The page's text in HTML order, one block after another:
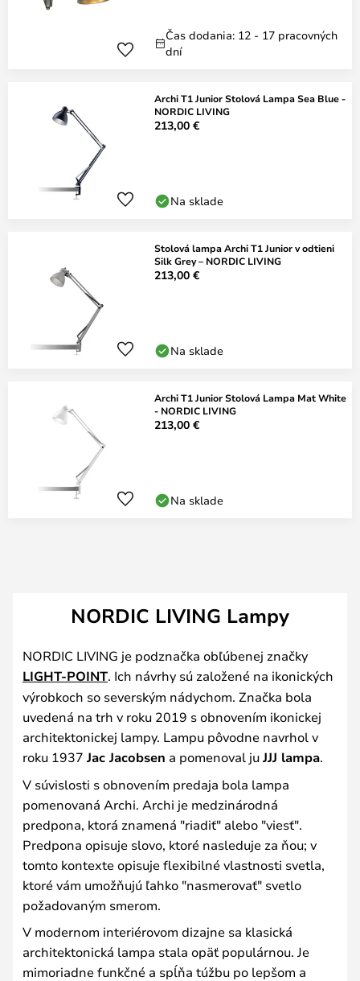
Čas dodania: 12 - 17 pracovných
dní
Archi T1 Junior Stolová Lampa Sea Blue -
NORDIC LIVING
213,00 €
Na sklade
Stolová lampa Archi T1 Junior v odtieni
Silk Grey – NORDIC LIVING
213,00 €
Na sklade
Archi T1 Junior Stolová Lampa Mat White
- NORDIC LIVING
213,00 €
Na sklade
NORDIC LIVING Lampy
NORDIC LIVING je podznačka obľúbenej značky
LIGHT-POINT. Ich návrhy sú založené na ikonických
výrobkoch so severským nádychom. Značka bola
uvedená na trh v roku 2019 s obnovením ikonickej
architektonickej lampy. Lampu pôvodne navrhol v
roku 1937 Jac Jacobsen a pomenoval juJJJ lampa.
V súvislosti s obnovením predaja bola lampa
pomenovaná Archi. Archi je medzinárodná
predpona, ktorá znamená "riadiť" alebo "viesť".
Predpona opisuje slovo, ktoré nasleduje za ňou; v
tomto kontexte opisuje flexibilné vlastnosti svetla,
ktoré vám umožňujú ľahko "nasmerovať" svetlo
požadovaným smerom.
V modernom interiérovom dizajne sa klasická
architektonická lampa stala opäť populárnou. Je
mimoriadne funkčné a spĺňa túžbu po lepšom a